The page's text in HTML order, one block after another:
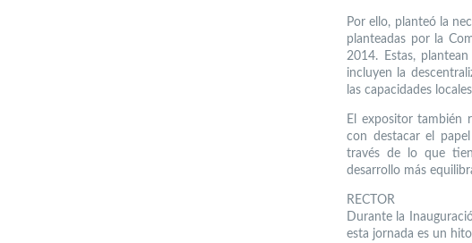
Por ello, planteó la
planteadas por la
2014. Estas,
incluyen la
las capacidades
El expositor también
con destacar el
través de lo que
desarrollo más
RECTOR
Durante la
esta jornada es un